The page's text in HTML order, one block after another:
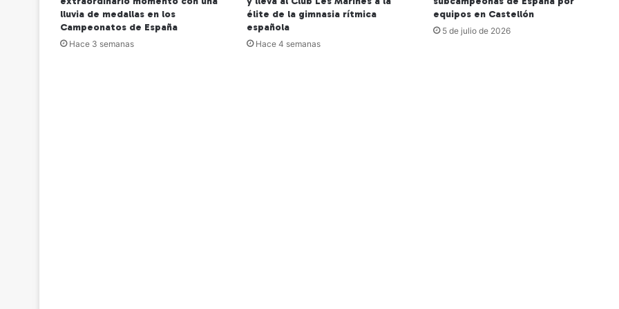
lluvia de medallas en los
Campeonatos de España
Hace 3 semanas
élite de la gimnasia rítmica
española
Hace 4 semanas
equipos en Castellón
5 de julio de 2026